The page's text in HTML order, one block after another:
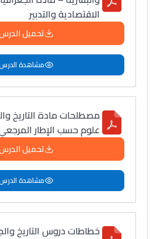
سامورا
بطلة المغرب فالقفز
الطولي، ملاك البردع
كتحكي على تجربتها
فالرّياضة و الدّراسة
الاقتصادية والتدبير
تحميل
مشاهدة
مصطلحات مادة التاريخ
علوم حسب الإطار
تحميل
مشاهدة